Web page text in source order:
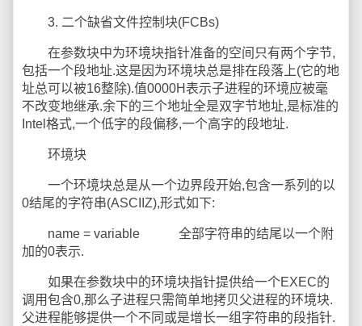
3. 二个缺省文件控制块(FCBs)
在参数块中为环境块指针准备的空间只有两个字节,
包括一个段地址.这是因为环境块总是排在段落上(它的地
址总可以被16整除).值0000H表示子进程的环境应被毫
不改变地继承.余下的三个地址全是双字节地址,是标准的
Intel格式,一个低字的段偏移,一个高字的段地址.
环境块
一个环境块总是从一个边界段开始,包含一系列的以
0结尾的字符串(ASCIIZ),形式如下:
name = variable 全部字符串的结尾以一个附
加的0表示.
如果在参数块中的环境块指针提供给一个EXEC的
调用包含0,那么子进程只需简单地拷贝父进程的环境块.
父进程能够提供一个不同或是增长一组字符串的段指针.